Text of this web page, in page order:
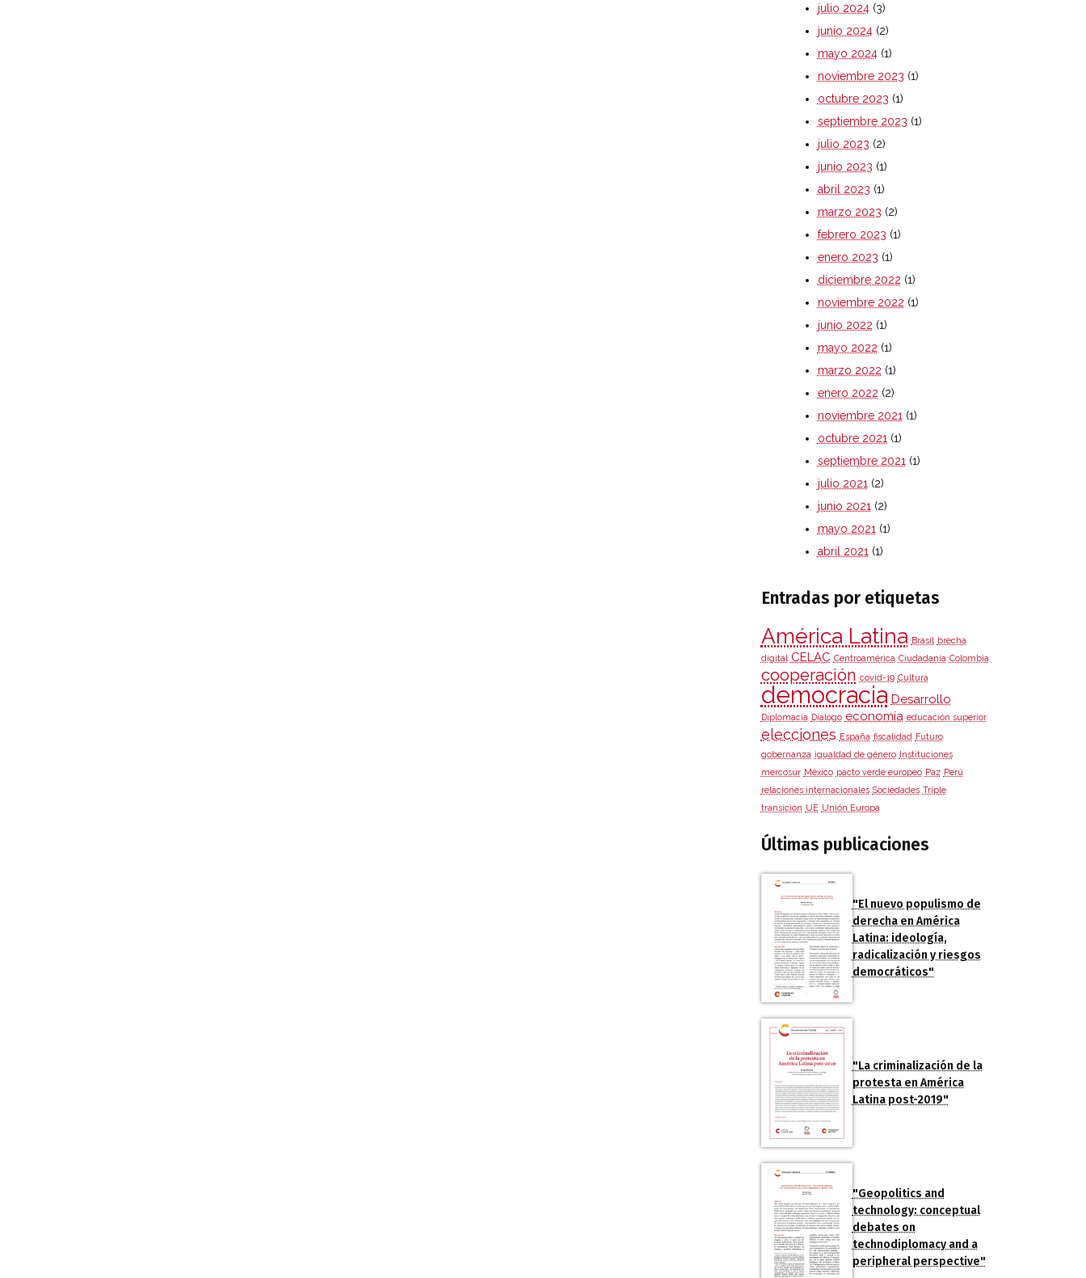
julio 2024(3)
junio 2024(2)
mayo 2024(1)
noviembre 2023 (1)
octubre 2023 (1)
septiembre 2023 (1)
julio 2023 (2)
junio 2023 (1)
abril 2023 (1)
marzo 2023 (2)
febrero 2023 (1)
enero 2023 (1)
diciembre 2022 (1)
noviembre 2022 (1)
junio 2022 (1)
mayo 2022 (1)
marzo 2022 (1)
enero 2022 (2)
noviembre 2021 (1)
octubre 2021 (1)
septiembre 2021 (1)
julio 2021 (2)
junio 2021 (2)
mayo 2021 (1)
abril 2021 (1)
Entradas por etiquetas
América Latina Brasil brecha
digital CELAC Centroamérica Ciudadanía Colombia
cooperación covid-19 Cultura
democracia Desarrollo
Diplomacia Diálogo economía educación superior
elecciones España fiscalidad Futuro
gobernanza igualdad de género Instituciones
mercosur México pacto verde europeo Paz Perú
relaciones internacionales Sociedades Triple
transición UE Unión Europa
Últimas publicaciones
"El nuevo populismo de
derecha en América
Latina: ideología,
radicalización y riesgos
democráticos"
"La criminalización de la
protesta en América
Latina post-2019"
"Geopolitics and
technology: conceptual
debates on
technodiplomacy and a
peripheral perspective"